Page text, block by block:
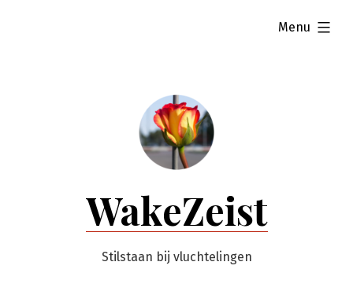
WakeZeist
Stilstaan bij vluchtelingen
Menu
uitgevouwen